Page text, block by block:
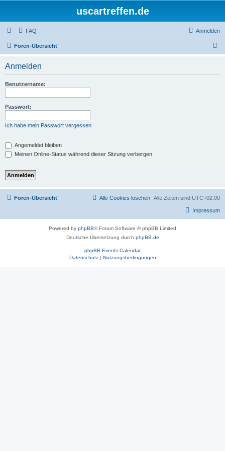
uscartreffen.de
FAQ Anmelden
Foren-Übersicht
Anmelden
Benutzername:
Passwort:
Ich habe mein Passwort vergessen
Angemeldet bleiben
Meinen Online-Status während dieser Sitzung verbergen
Foren-Übersicht Alle Zeiten sind UTC+02:00
Alle Cookies löschen
Impressum
Powered by phpBB® Forum Software © phpBB Limited
Deutsche Übersetzung durch phpBB.de
phpBB Events Calendar
Datenschutz| Nutzungsbedingungen